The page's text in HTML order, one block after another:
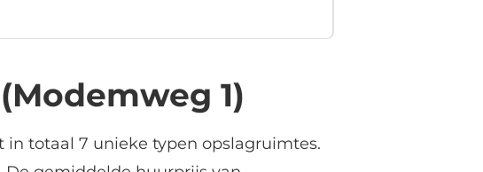
1)
in totaal 7 unieke typen opslagruimtes.